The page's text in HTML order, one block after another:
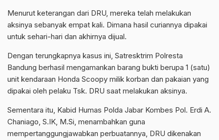
Menurut keterangan dari DRU, mereka telah melakukan
aksinya sebanyak empat kali. Dimana hasil curiannya dipakai
untuk sehari-hari dan akhirnya dijual.
Dengan terungkapnya kasus ini, Satresktrim Polresta
Bandung berhasil mengamankan barang bukti berupa 1 (satu)
unit kendaraan Honda Scoopy milik korban dan pakaian yang
dipakai oleh pelaku Tsk. DRU saat melakukan aksinya.
Sementara itu, Kabid Humas Polda Jabar Kombes Pol. Erdi A.
Chaniago, S.IK, M.Si, menambahkan guna
mempertanggungjawabkan perbuatannya, DRU dikenakan